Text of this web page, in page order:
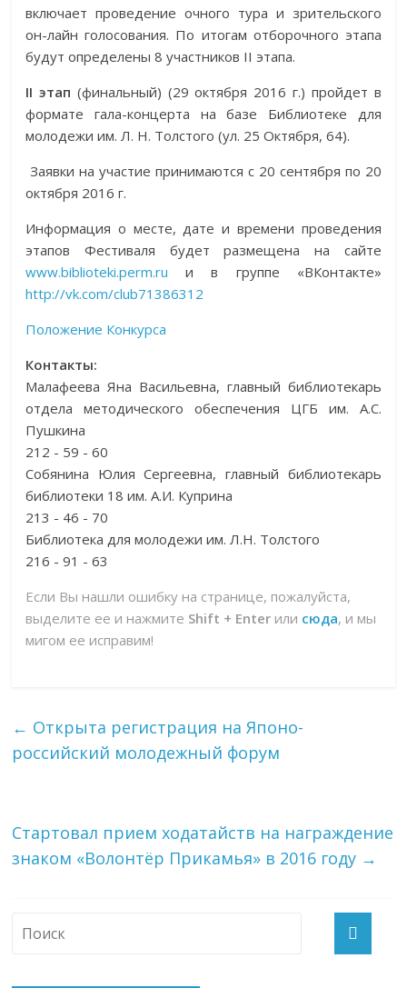
включает проведение очного тура и зрительского
он-лайн голосования. По итогам отборочного этапа
будут определены 8 участников II этапа.
II этап (финальный) (29 октября 2016 г.) пройдет в
формате гала-концерта на базе Библиотеке для
молодежи им. Л. Н. Толстого (ул. 25 Октября, 64).
Заявки на участие принимаются с 20 сентября по 20
октября 2016 г.
Информация о месте, дате и времени проведения
этапов Фестиваля будет размещена на сайте
www.biblioteki.perm.ru и в группе «ВКонтакте»
http://vk.com/club71386312
Положение Конкурса
Контакты:
Малафеева Яна Васильевна, главный библиотекарь
отдела методического обеспечения ЦГБ им. А.С.
Пушкина
212 - 59 - 60
Собянина Юлия Сергеевна, главный библиотекарь
библиотеки 18 им. А.И. Куприна
213 - 46 - 70
Библиотека для молодежи им. Л.Н. Толстого
216 - 91 - 63
Если Вы нашли ошибку на странице, пожалуйста,
выделите ее и нажмите Shift + Enter или сюда, и мы
мигом ее исправим!
← Открыта регистрация на Японо-
российский молодежный форум
Стартовал прием ходатайств на награждение
знаком «Волонтёр Прикамья» в 2016 году →